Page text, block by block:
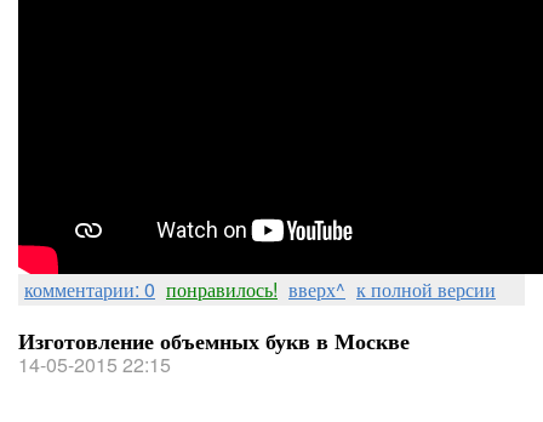
комментарии: 0 понравилось! вверх^ к полной версии
Изготовление объемных букв в Москве
14-05-2015 22:15